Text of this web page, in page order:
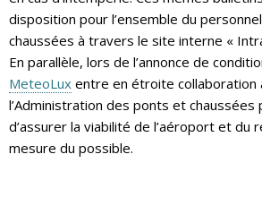
disposition pour l’ensemble du
chaussées à travers le site interne «
En parallèle, lors de l’annonce de
MeteoLux entre en étroite collaboration
l’Administration des ponts et
d’assurer la viabilité de l’aéroport et du
mesure du possible.